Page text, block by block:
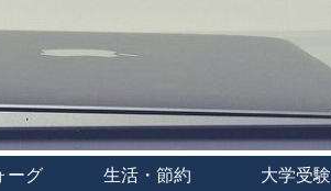
ーグ 生活・節約 大学受験